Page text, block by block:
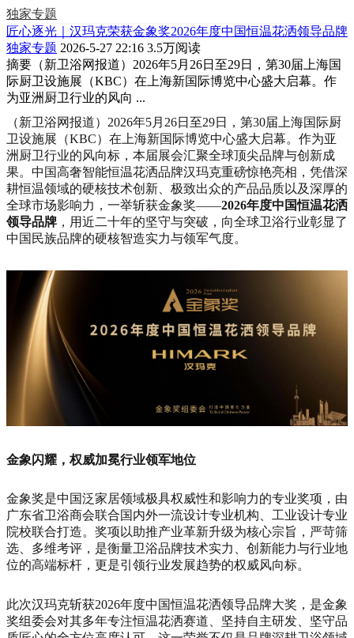
独家专题
匠心逐光｜汉玛克荣获金象奖2026年度中国恒温花洒领导品牌
独家专题 2026-5-27 22:16 3.5万阅读
摘要 （新卫浴网报道）2026年5月26日至29日，第30届上海国
际厨卫设施展（KBC）在上海新国际博览中心盛大启幕。作
为亚洲厨卫行业的风向 ...
（新卫浴网报道）2026年5月26日至29日，第30届上海国际厨
卫设施展（KBC）在上海新国际博览中心盛大启幕。作为亚
洲厨卫行业的风向标，本届展会汇聚全球顶尖品牌与创新成
果。中国高奢智能恒温花洒品牌汉玛克重磅惊艳亮相，凭借深
耕恒温领域的硬核技术创新、极致出众的产品品质以及深厚的
全球市场影响力，一举斩获金象奖——2026年度中国恒温花洒
领导品牌 ，用近二十年的坚守与突破，向全球卫浴行业彰显了
中国民族品牌的硬核智造实力与领军气度。
金象闪耀，权威加冕行业领军地位
金象奖是中国泛家居领域极具权威性和影响力的专业奖项，由
广东省卫浴商会联合国内外一流设计专业机构、工业设计专业
院校联合打造。奖项以助推产业革新升级为核心宗旨，严苛筛
选、多维考评，是衡量卫浴品牌技术实力、创新能力与行业地
位的高端标杆，更是引领行业发展趋势的权威风向标。
此次汉玛克斩获2026年度中国恒温花洒领导品牌大奖，是金象
奖组委会对其多年专注恒温花洒赛道、坚持自主研发、坚守品